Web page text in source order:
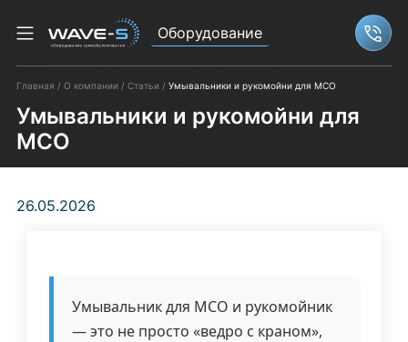
Оборудование
Главная О компании Статьи Умывальники и рукомойни для МСО
Умывальники и рукомойни для
МСО
26.05.2026
Умывальник для МСО и рукомойник
— это не просто «ведро с краном»,